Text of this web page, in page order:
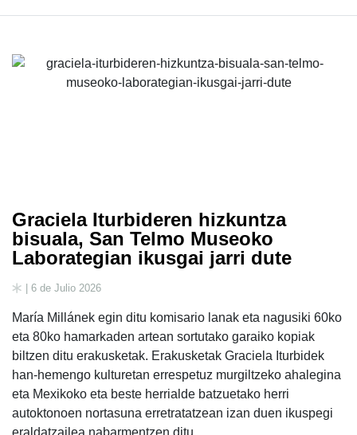
Graciela Iturbideren hizkuntza
bisuala, San Telmo Museoko
Laborategian ikusgai jarri dute
| 6 de Julio 2026
María Millánek egin ditu komisario lanak eta nagusiki 60ko
eta 80ko hamarkaden artean sortutako garaiko kopiak
biltzen ditu erakusketak. Erakusketak Graciela Iturbidek
han-hemengo kulturetan errespetuz murgiltzeko ahalegina
eta Mexikoko eta beste herrialde batzuetako herri
autoktonoen nortasuna erretratatzean izan duen ikuspegi
eraldatzailea nabarmentzen ditu.